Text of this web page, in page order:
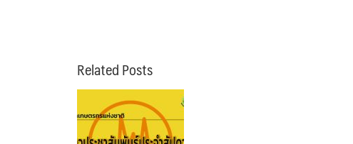
Related Posts